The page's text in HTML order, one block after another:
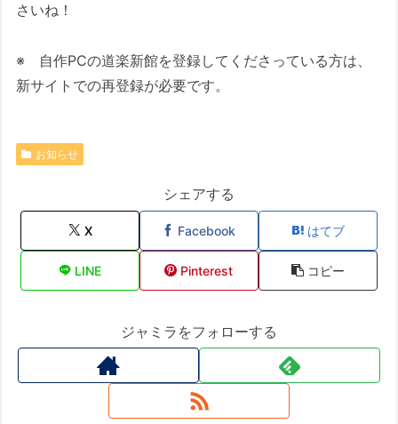
さいね！
※ 自作PCの道楽新館を登録してくださっている方は、
新サイトでの再登録が必要です。
お知らせ
シェアする
X Facebook はてブ
LINE Pinterest コピー
ジャミラをフォローする